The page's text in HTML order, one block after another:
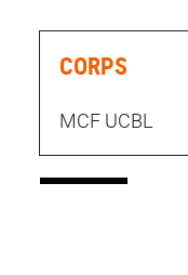
CORPS
MCF UCBL